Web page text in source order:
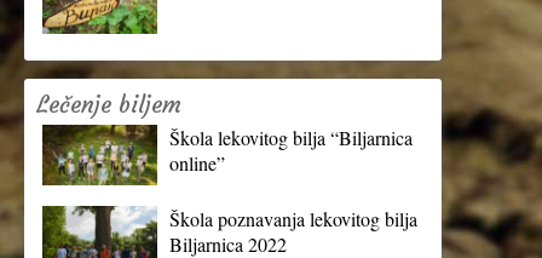
Lečenje biljem
Škola lekovitog bilja “Biljarnica
online”
Škola poznavanja lekovitog bilja
Biljarnica 2022